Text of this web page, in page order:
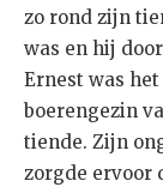
zo rond zijn
was en hij
Ernest was
boerengezin
tiende. Zijn
zorgde ervoor